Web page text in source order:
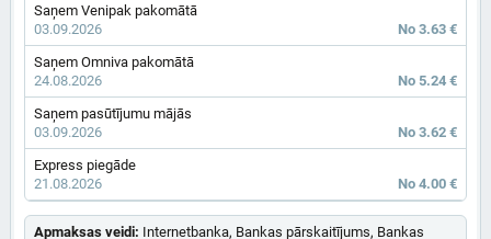
Saņem Venipak pakomātā
03.09.2026
No 3.63 €
Saņem Omniva pakomātā
24.08.2026
No 5.24 €
Saņem pasūtījumu mājās
03.09.2026
No 3.62 €
Express piegāde
21.08.2026
No 4.00 €
Apmaksas veidi: Internetbanka, Bankas pārskaitījums, Bankas